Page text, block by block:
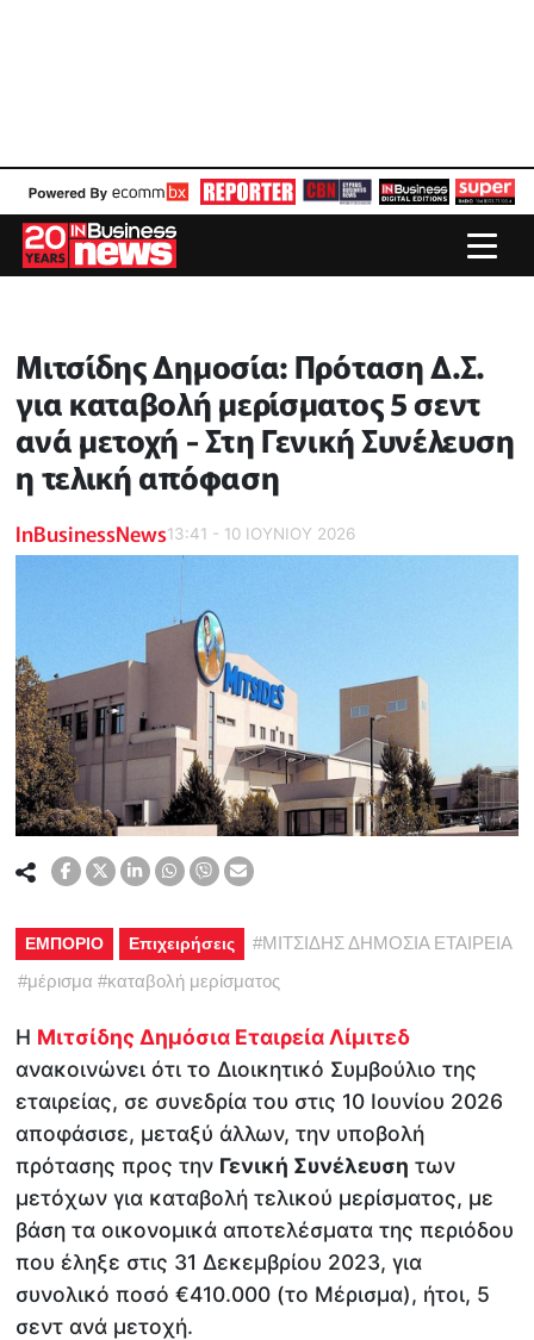
Μιτσίδης Δημοσία: Πρόταση Δ.Σ.
για καταβολή μερίσματος 5 σεντ
ανά μετοχή - Στη Γενική Συνέλευση
η τελική απόφαση
InBusinessNews13:41 - 10 ΙΟΥΝΙΟΥ 2026
ΕΜΠΟΡΙΟ Επιχειρήσεις #ΜΙΤΣΙΔΗΣ ΔΗΜΟΣΙΑ ΕΤΑΙΡΕΙΑ
#μέρισμα #καταβολή μερίσματος
Η Μιτσίδης Δημόσια Εταιρεία Λίμιτεδ
ανακοινώνει ότι το Διοικητικό Συμβούλιο της
εταιρείας, σε συνεδρία του στις 10 Ιουνίου 2026
αποφάσισε, μεταξύ άλλων, την υποβολή
πρότασης προς την Γενική Συνέλευση των
μετόχων για καταβολή τελικού μερίσματος, με
βάση τα οικονομικά αποτελέσματα της περιόδου
που έληξε στις 31 Δεκεμβρίου 2023, για
συνολικό ποσό €410.000 (το Μέρισμα), ήτοι, 5
σεντ ανά μετοχή.